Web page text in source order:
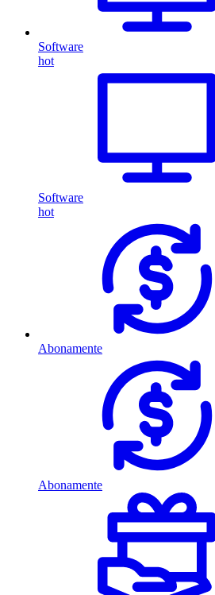
Software
hot
Software
hot
Abonamente
Abonamente